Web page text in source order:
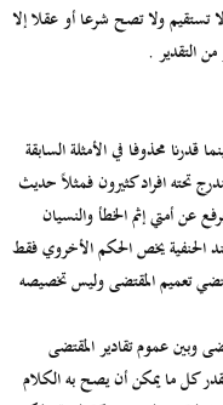
تستقيم ولا تصح شرعا أو عقلا إلا
من التقدير .
محذوفا في الأمثلة السابقة
تحته افراد كثيرون فمثلاً حديث
عن أمتي إثم الخطأ والنسيان
الحنفية يخص الحكم الأخروي فقط
تعميم المقتضى وليس تخصيصه
وبين عموم تقادير المقتضى
كل ما يمكن أن يصح به الكلام